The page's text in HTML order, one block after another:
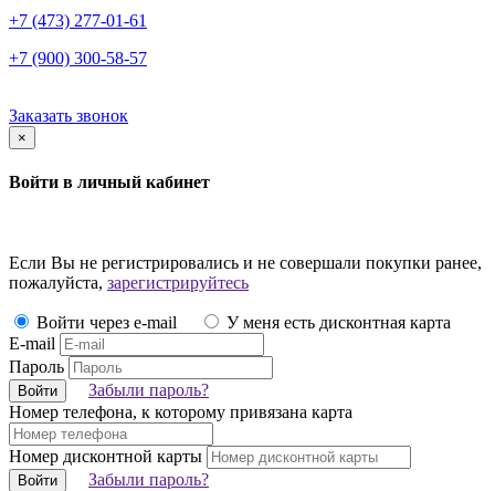
+7 (473) 277-01-61
+7 (900) 300-58-57
Заказать звонок
×
Войти в личный кабинет
Если Вы не регистрировались и не совершали покупки ранее,
пожалуйста, зарегистрируйтесь
Войти через e-mail
У меня есть дисконтная карта
E-mail
Пароль
Войти
Забыли пароль?
Номер телефона, к которому привязана карта
Номер дисконтной карты
Войти
Забыли пароль?